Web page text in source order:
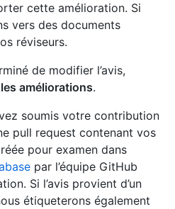
cette amélioration. Si
vers des documents
réviseurs.
de modifier l’avis,
améliorations.
soumis votre contribution
pull request contenant vos
pour examen dans
par l’équipe GitHub
Si l’avis provient d’un
étiqueterons également